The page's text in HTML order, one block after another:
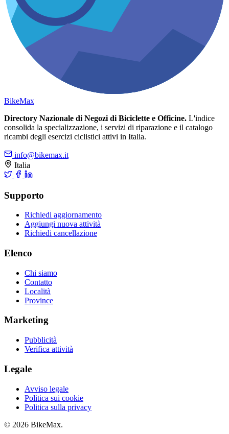
BikeMax
Directory Nazionale di Negozi di Biciclette e Officine. L'indice
consolida la specializzazione, i servizi di riparazione e il catalogo
ricambi degli esercizi ciclistici attivi in Italia.
info@bikemax.it
Italia
Supporto
Richiedi aggiornamento
Aggiungi nuova attività
Richiedi cancellazione
Elenco
Chi siamo
Contatto
Località
Province
Marketing
Pubblicità
Verifica attività
Legale
Avviso legale
Politica sui cookie
Politica sulla privacy
© 2026 BikeMax.